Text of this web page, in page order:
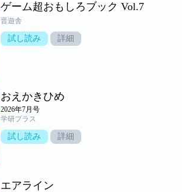
ゲーム超おもしろブック Vol.7
晋遊舎
試し読み 詳細
おえかきひめ
2026年7月号
学研プラス
試し読み 詳細
エアライン